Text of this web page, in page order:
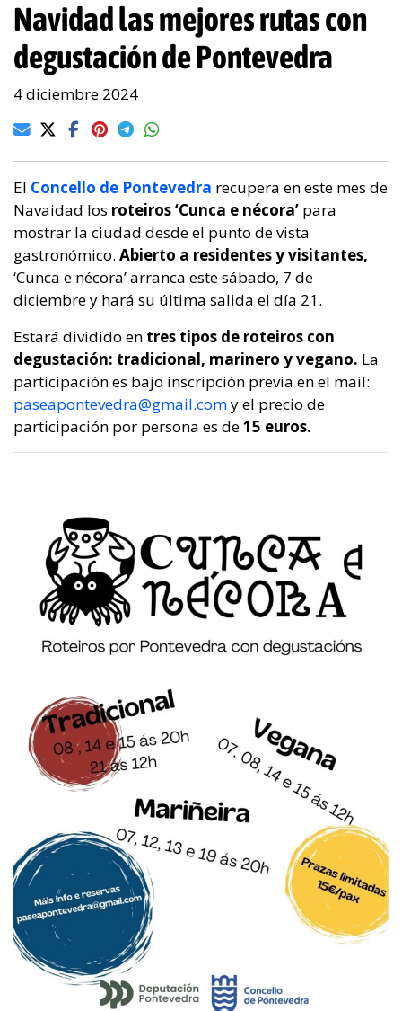
Navidad las mejores rutas con
degustación de Pontevedra
4 diciembre 2024
El Concello de Pontevedra recupera en este mes de
Navaidad los roteiros ‘Cunca e nécora’ para
mostrar la ciudad desde el punto de vista
gastronómico. Abierto a residentes y visitantes,
‘Cunca e nécora’ arranca este sábado, 7 de
diciembre y hará su última salida el día 21.
Estará dividido en tres tipos de roteiros con
degustación: tradicional, marinero y vegano. La
participación es bajo inscripción previa en el mail:
paseapontevedra@gmail.comy el precio de
participación por persona es de15 euros.